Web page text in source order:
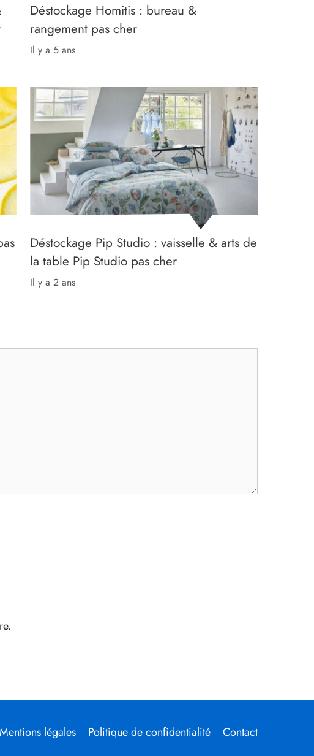
Déstockage Homitis : bureau &
rangement pas cher
il y a 5 ans
Déstockage Pip Studio : vaisselle & arts de
la table Pip Studio pas cher
il y a 2 ans
Mentions légales Politique de confidentialité Contact